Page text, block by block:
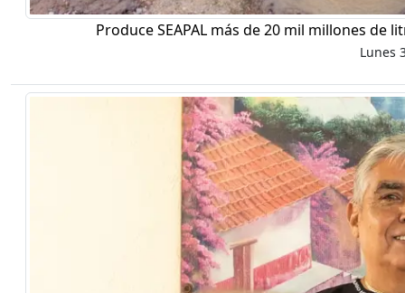
Produce SEAPAL más de 20 mil millones
Lunes